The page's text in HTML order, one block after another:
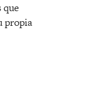
que
propia